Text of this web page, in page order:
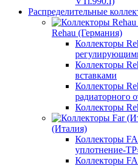
Распределительные
Rehau (Германия)
Коллекторы
Коллекторы
вставками
Коллекторы
радиаторного
Коллекторы
(Италия)
Коллекторы
уплотнение-
Коллекторы